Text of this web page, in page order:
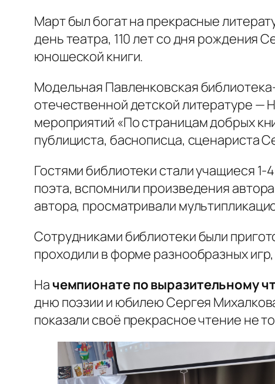
Март был богат на прекрасные
день театра, 110 лет со дня рождения
юношеской книги.
Модельная Павленковская
отечественной детской литературе —
мероприятий «По страницам добрых
публициста, баснописца, сценариста
Гостями библиотеки стали учащиеся
поэта, вспомнили произведения
автора, просматривали
Сотрудниками библиотеки были
проходили в форме разнообразных
Начемпионате по выразительному
дню поэзии и юбилею Сергея
показали своё прекрасное чтение не